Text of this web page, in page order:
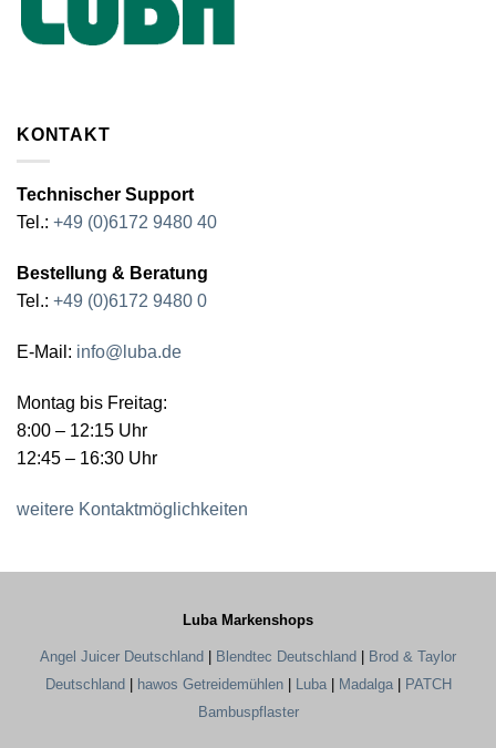
KONTAKT
Technischer Support
Tel.: +49 (0)6172 9480 40
Bestellung & Beratung
Tel.: +49 (0)6172 9480 0
E-Mail: info@luba.de
Montag bis Freitag:
8:00 – 12:15 Uhr
12:45 – 16:30 Uhr
weitere Kontaktmöglichkeiten
Luba Markenshops
Angel Juicer Deutschland Blendtec Deutschland
Brod & Taylor
Deutschland
hawos Getreidemühlen| Luba| Madalga|
PATCH
Bambuspflaster